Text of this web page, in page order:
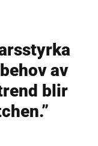
av
blir